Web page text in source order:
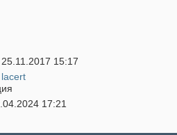
25.11.2017 15:17
17:21